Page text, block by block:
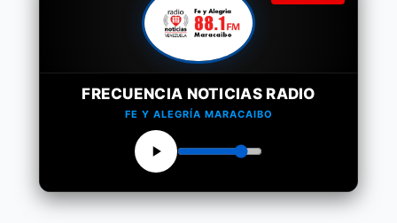
FRECUENCIA NOTICIAS RADIO
FE Y ALEGRÍA MARACAIBO